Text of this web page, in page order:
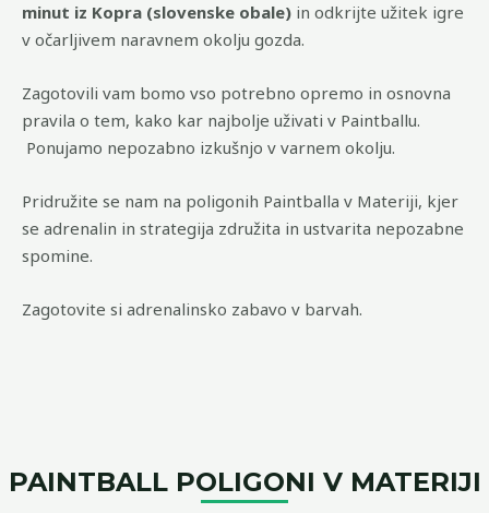
minut iz Kopra (slovenske obale) in odkrijte užitek igre
v očarljivem naravnem okolju gozda.
Zagotovili vam bomo vso potrebno opremo in osnovna
pravila o tem, kako kar najbolje uživati v Paintballu.
Ponujamo nepozabno izkušnjo v varnem okolju.
Pridružite se nam na poligonih Paintballa v Materiji, kjer
se adrenalin in strategija združita in ustvarita nepozabne
spomine.
Zagotovite si adrenalinsko zabavo v barvah.
PAINTBALL POLIGONI V MATERIJI